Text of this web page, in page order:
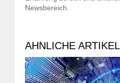
Newsbereich.
AHNLICHE ARTIKEL